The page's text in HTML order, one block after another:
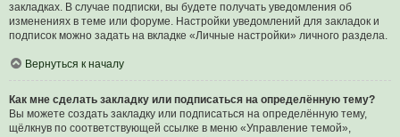
закладках. В случае подписки, вы будете получать уведомления об
изменениях в теме или форуме. Настройки уведомлений для закладок и
подписок можно задать на вкладке «Личные настройки» личного раздела.
Вернуться к началу
Как мне сделать закладку или подписаться на определённую тему?
Вы можете создать закладку или подписаться на определённую тему,
щёлкнув по соответствующей ссылке в меню «Управление темой»,